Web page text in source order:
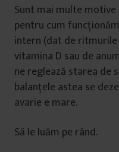
Sunt mai multe
pentru cum
intern (dat de
vitamina D sau de
ne reglează starea de
balanțele astea se
avarie e mare.
Să le luăm pe rând.